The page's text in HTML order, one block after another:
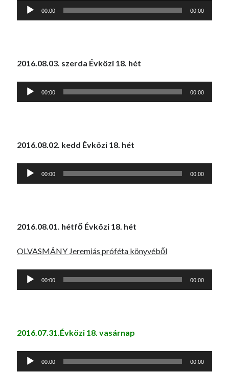
Audió
00:00 00:00
2016.08.03. szerda Évközi 18. hét
Audió
00:00 00:00
2016.08.02. kedd Évközi 18. hét
Audió
00:00 00:00
2016.08.01. hétfő Évközi 18. hét
OLVASMÁNY Jeremiás próféta könyvéből
Audió
00:00 00:00
2016.07.31.Évközi 18. vasárnap
Audió
00:00 00:00